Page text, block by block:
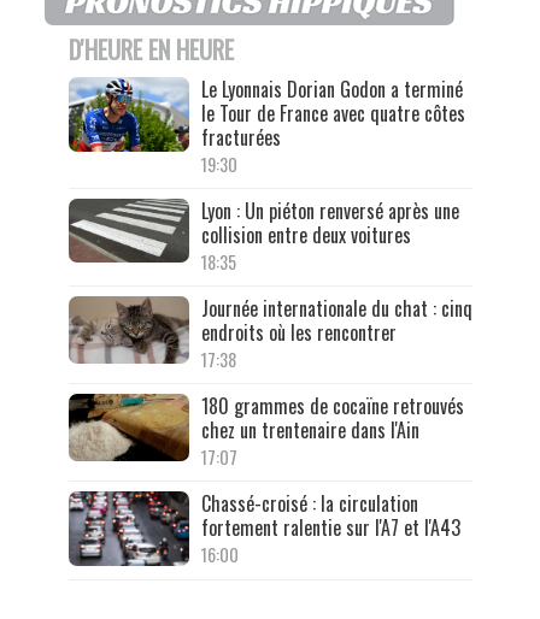
D'HEURE EN HEURE
Le Lyonnais Dorian Godon a terminé
le Tour de France avec quatre côtes
fracturées
19:30
Lyon : Un piéton renversé après une
collision entre deux voitures
18:35
Journée internationale du chat : cinq
endroits où les rencontrer
17:38
180 grammes de cocaïne retrouvés
chez un trentenaire dans l'Ain
17:07
Chassé-croisé : la circulation
fortement ralentie sur l'A7 et l'A43
16:00